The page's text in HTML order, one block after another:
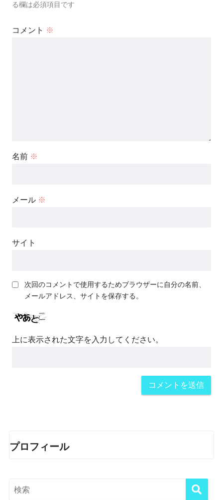
る欄は必須項目です
コメント ※
名前 ※
メール ※
サイト
次回のコメントで使用するためブラウザーに自分の名前、
メールアドレス、サイトを保存する。
上に表示された文字を入力してください。
プロフィール